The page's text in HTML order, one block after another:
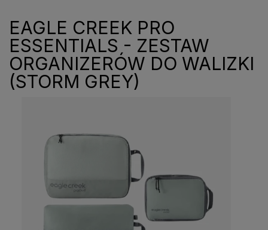
EAGLE CREEK PRO
ESSENTIALS - ZESTAW
ORGANIZERÓW DO WALIZKI
(STORM GREY)